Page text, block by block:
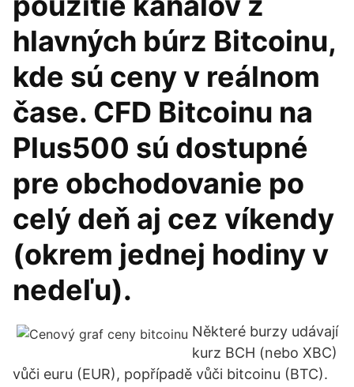
hlavných búrz Bitcoinu,
kde sú ceny v reálnom
čase. CFD Bitcoinu na
Plus500 sú dostupné
pre obchodovanie po
celý deň aj cez víkendy
(okrem jednej hodiny v
nedeľu).
Některé burzy udávají
kurz BCH (nebo XBC)
vůči euru (EUR), popřípadě vůči bitcoinu (BTC).